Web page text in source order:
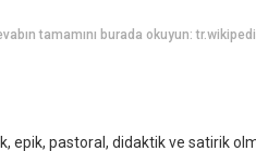
tamamını burada okuyun:
epik, pastoral, didaktik ve satirik